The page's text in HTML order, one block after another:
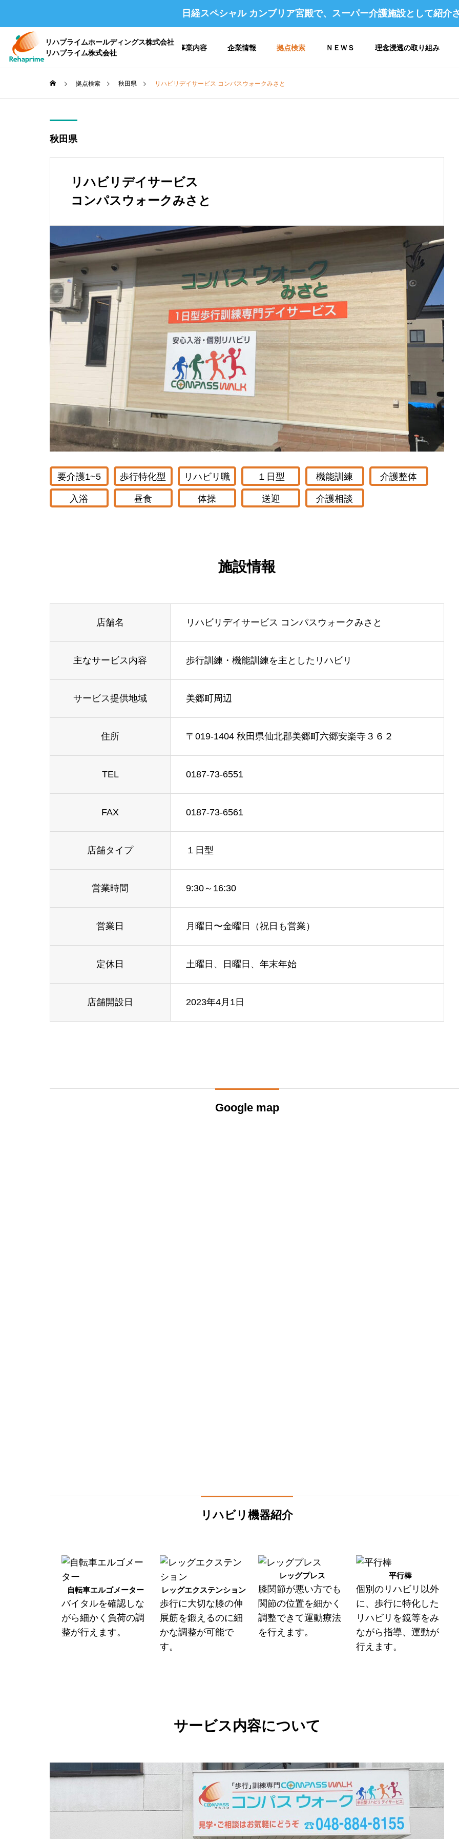
日経スペシャル カンブリア宮殿で、スーパー介護施設として紹介
リハプライムホールディングス株式会社
リハプライム株式会社
ホーム 事業内容 企業情報 拠点検索 ＮＥＷＳ 理念浸透の取り組み
沿革
拠点検索 秋田県 リハビリデイサービス コンパスウォークみさと
秋田県
リハビリデイサービス
コンパスウォークみさと
要介護1~5 歩行特化型 リハビリ職 １日型 機能訓練 介護整体
入浴 昼食 体操 送迎 介護相談
施設情報
店舗名 リハビリデイサービス コンパスウォークみさと
主なサービス内容 歩行訓練・機能訓練を主としたリハビリ
サービス提供地域 美郷町周辺
住所 〒019-1404 秋田県仙北郡美郷町六郷安楽寺３６２
TEL 0187-73-6551
FAX 0187-73-6561
店舗タイプ １日型
営業時間 9:30～16:30
営業日 月曜日〜金曜日（祝日も営業）
定休日 土曜日、日曜日、年末年始
店舗開設日 2023年4月1日
Google map
リハビリ機器紹介
自転車エルゴメーター
バイタルを確認しな
がら細かく負荷の調
整が行えます。
レッグエクステンション
歩行に大切な膝の伸
展筋を鍛えるのに細
かな調整が可能で
す。
レッグプレス
膝関節が悪い方でも
関節の位置を細かく
調整できて運動療法
を行えます。
平行棒
個別のリハビリ以外
に、歩行に特化した
リハビリを鏡等をみ
ながら指導、運動が
行えます。
サービス内容について